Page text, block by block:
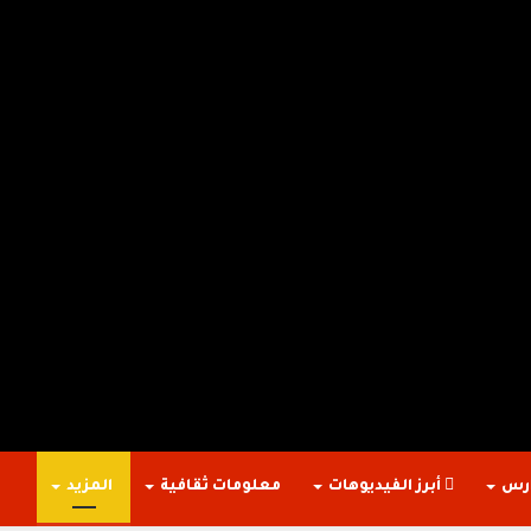
أبرز الفيديوهات معلومات ثقافية المزيد